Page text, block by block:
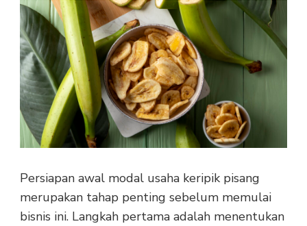
Persiapan awal modal usaha keripik pisang
merupakan tahap penting sebelum memulai
bisnis ini. Langkah pertama adalah menentukan